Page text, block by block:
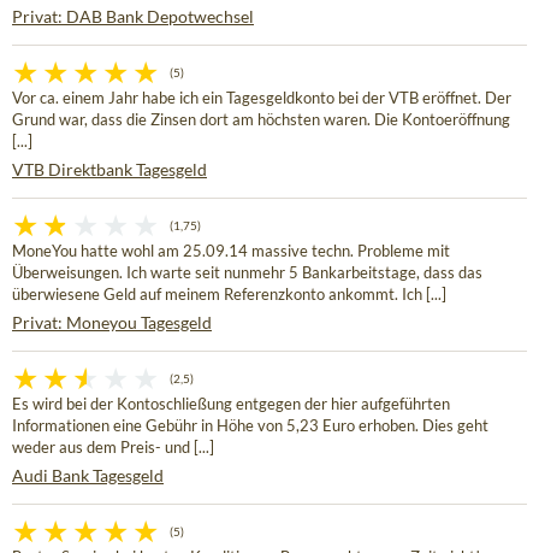
Privat: DAB Bank Depotwechsel
(5)
Vor ca. einem Jahr habe ich ein Tagesgeldkonto bei der VTB eröffnet. Der
Grund war, dass die Zinsen dort am höchsten waren. Die Kontoeröffnung
[...]
VTB Direktbank Tagesgeld
(1,75)
MoneYou hatte wohl am 25.09.14 massive techn. Probleme mit
Überweisungen. Ich warte seit nunmehr 5 Bankarbeitstage, dass das
überwiesene Geld auf meinem Referenzkonto ankommt. Ich [...]
Privat: Moneyou Tagesgeld
(2,5)
Es wird bei der Kontoschließung entgegen der hier aufgeführten
Informationen eine Gebühr in Höhe von 5,23 Euro erhoben. Dies geht
weder aus dem Preis- und [...]
Audi Bank Tagesgeld
(5)